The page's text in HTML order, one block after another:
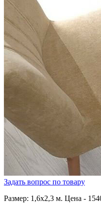
Задать вопрос по товару
Размер: 1,6х2,3 м. Цена -